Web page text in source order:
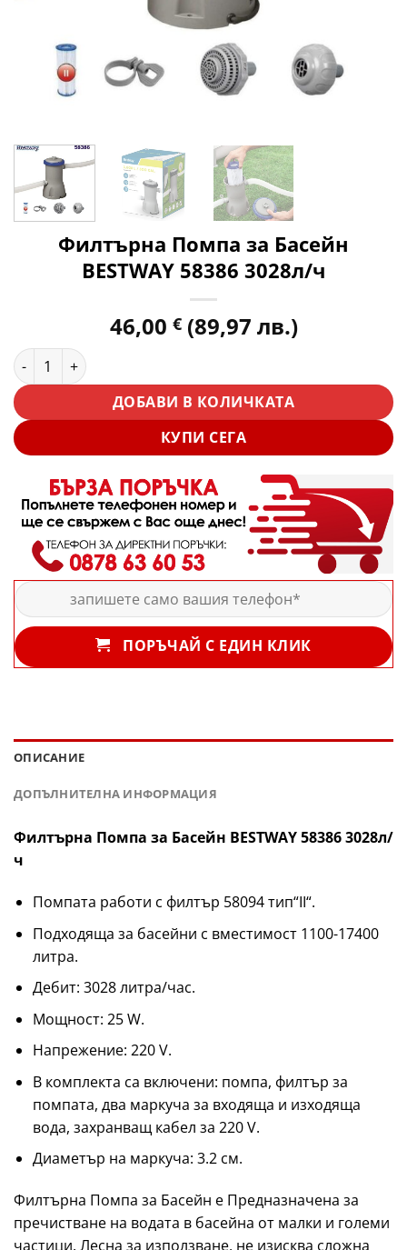
Филтърна Помпа за Басейн
BESTWAY 58386 3028л/ч
46,00 € (89,97 лв.)
количество за Филтърна Помпа за Басейн BESTWAY 58386
ДОБАВИ В КОЛИЧКАТА
КУПИ СЕГА
ПОРЪЧАЙ С ЕДИН КЛИК
ОПИСАНИЕ
ДОПЪЛНИТЕЛНА ИНФОРМАЦИЯ
Филтърна Помпа за Басейн BESTWAY 58386 3028л/
ч
Помпата работи с филтър 58094 тип“II“.
Подходяща за басейни с вместимост 1100-17400
литра.
Дебит: 3028 литра/час.
Мощност: 25 W.
Напрежение: 220 V.
В комплекта са включени: помпа, филтър за
помпата, два маркуча за входяща и изходяща
вода, захранващ кабел за 220 V.
Диаметър на маркуча: 3.2 см.
Филтърна Помпа за Басейн е Предназначена за
пречистване на водата в басейна от малки и големи
частици. Лесна за използване, не изисква сложна